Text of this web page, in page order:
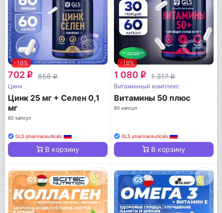
-18%
702 q 856q
Цинк
Цинк 25 мг + Селен 0,1
мг
60 капсул
GLS pharmaceuticals
В корзину
-18%
1 080 q 1 317q
Витаминный комплекс
Витамины 50 плюс
60 капсул
GLS pharmaceuticals
В корзину